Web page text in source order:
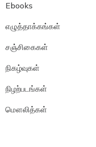
Ebooks
எழுத்தாக்கங்கள்
சஞ்சிகைகள்
நிகழ்வுகள்
நிழற்படங்கள்
மௌலித்கள்